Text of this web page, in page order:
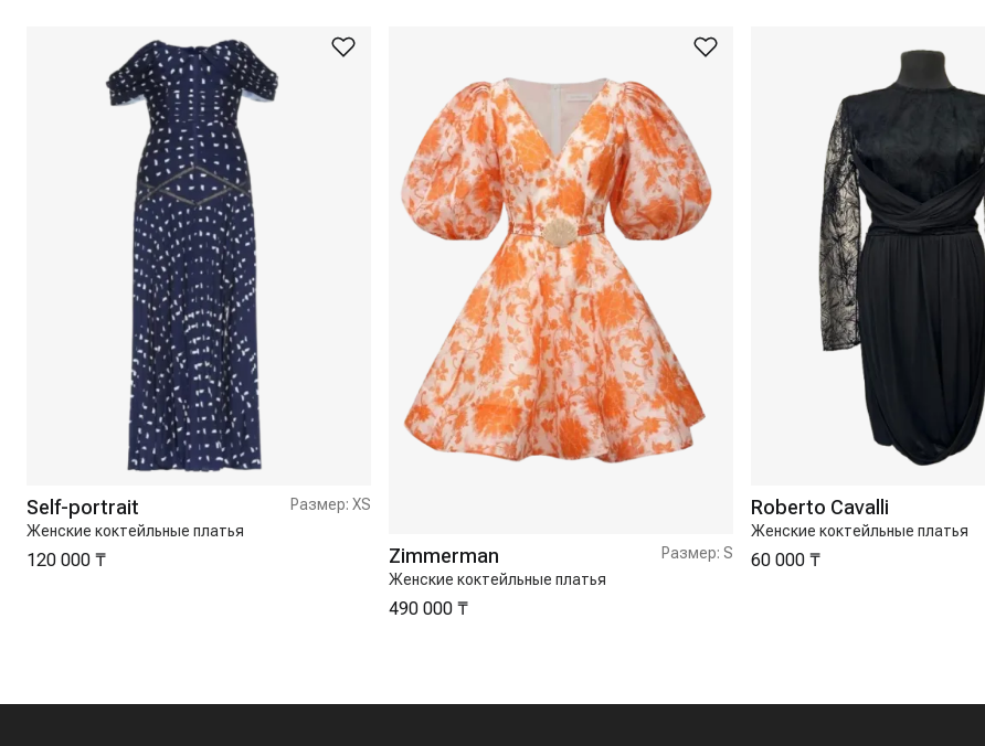
Self-portrait
Женские коктейльные платья
Размер: XS
120 000 ₸ Zimmerman
Женские коктейльные платья
Размер: S
490 000 ₸
Roberto Cavalli
Женские коктейльные платья
60 000 ₸